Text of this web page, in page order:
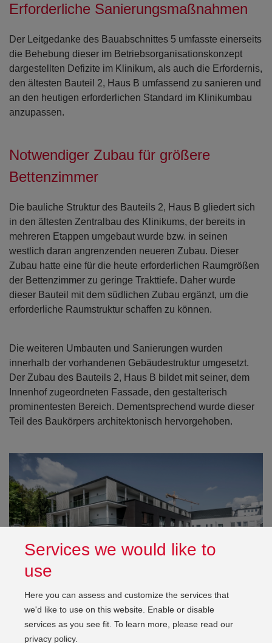
Erforderliche Sanierungsmaßnahmen
Der Leitgedanke des Bauabschnittes 5 umfasste einerseits
die Behebung dieser im Betriebsorganisationskonzept
dargestellten Defizite im Klinikum, als auch die Erfordernis,
den ältesten Bauteil 2, Haus B umfassend zu sanieren und
an den heutigen erforderlichen Standard im Klinikumbau
anzupassen.
Notwendiger Zubau für größere
Bettenzimmer
Die bauliche Struktur des Bauteils 2, Haus B gliedert sich
in den ältesten Zentralbau des Klinikums, der bereits in
mehreren Etappen umgebaut wurde bzw. in seinen
westlich daran angrenzenden neueren Zubau. Dieser
Zubau hatte eine für die heute erforderlichen Raumgrößen
der Bettenzimmer zu geringe Trakttiefe. Daher wurde
dieser Bauteil mit dem südlichen Zubau ergänzt, um die
erforderliche Raumstruktur schaffen zu können.
Die weiteren Umbauten und Sanierungen wurden
innerhalb der vorhandenen Gebäudestruktur umgesetzt.
Der Zubau des Bauteils 2, Haus B bildet mit seiner, dem
Innenhof zugeordneten Fassade, den gestalterisch
prominentesten Bereich. Dementsprechend wurde dieser
Teil des Baukörpers architektonisch hervorgehoben.
Services we would like to
use
Here you can assess and customize the services that
we'd like to use on this website. Enable or disable
services as you see fit. To learn more, please read our
privacy policy.